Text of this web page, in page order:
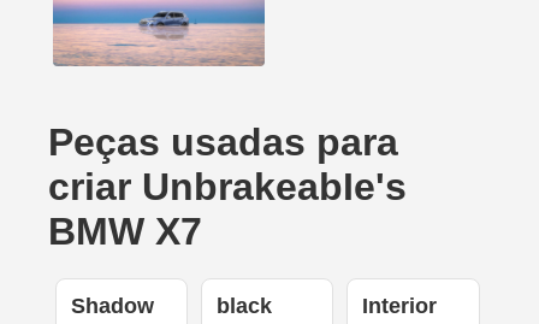
Peças usadas para
criar UnbrakeabIe's
BMW X7
Shadow black Interior